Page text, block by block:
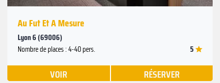
Au Fut Et A Mesure
Lyon 6 (69006)
Nombre de places : 4-40 pers. 5
VOIR RÉSERVER